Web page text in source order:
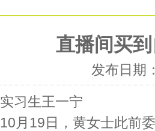
直播间买
发布日期
实习生王一宁
10月19日，黄女士此前